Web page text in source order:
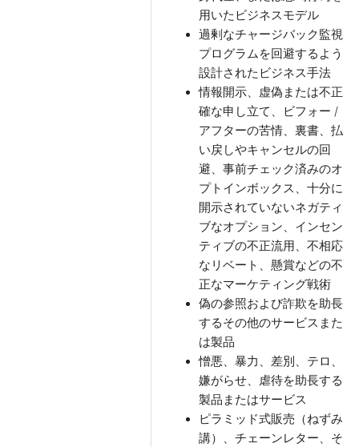
用いたビジネスモデル
過剰なチャージバック監視
プログラムを回避するよう
設計されたビジネス手法
情報開示、虚偽または不正
確な申し立て、ビフォー /
アフターの苦情、裏書、払
い戻しやキャンセルの回
避、事前チェック済みのオ
プトインボックス、十分に
開示されていないネガティ
ブなオプション、インセン
ティブの不正流用、不相応
なリベート、懸賞などの不
正なマーケティング戦術
偽の参照および詐欺を助長
するその他のサービスまた
は製品
憎悪、暴力、差別、テロ、
嫌がらせ、虐待を助長する
製品またはサービス
ピラミッド式販売（ねずみ
講）、チェーンレター、そ